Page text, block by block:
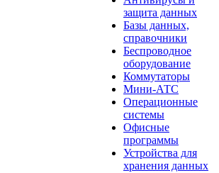
защита данных
Базы данных,
справочники
Беспроводное
оборудование
Коммутаторы
Мини-АТС
Операционные
системы
Офисные
программы
Устройства для
хранения данных